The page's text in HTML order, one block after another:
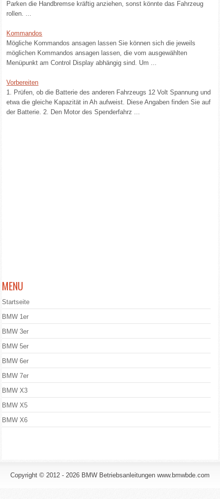
Parken die Handbremse kräftig anziehen, sonst könnte das Fahrzeug
rollen. ...
Kommandos
Mögliche Kommandos ansagen lassen Sie können sich die jeweils
möglichen Kommandos ansagen lassen, die vom ausgewählten
Menüpunkt am Control Display abhängig sind. Um ...
Vorbereiten
1. Prüfen, ob die Batterie des anderen Fahrzeugs 12 Volt Spannung und
etwa die gleiche Kapazität in Ah aufweist. Diese Angaben finden Sie auf
der Batterie. 2. Den Motor des Spenderfahrz ...
MENU
Startseite
BMW 1er
BMW 3er
BMW 5er
BMW 6er
BMW 7er
BMW X3
BMW X5
BMW X6
Copyright © 2012 - 2026 BMW Betriebsanleitungen www.bmwbde.com